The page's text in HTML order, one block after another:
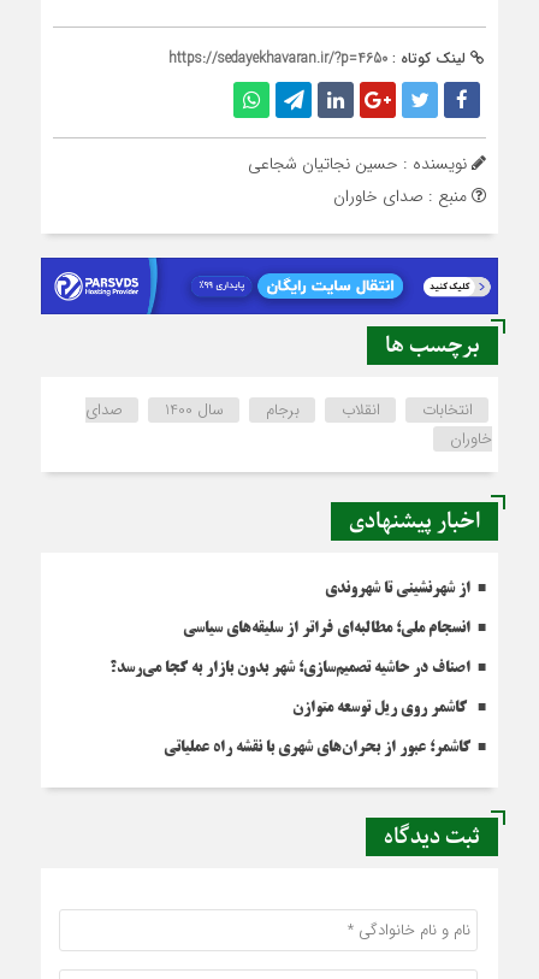
لینک کوتاه : https://sedayekhavaran.ir/?p=4650
نویسنده : حسین نجاتیان شجاعی
منبع : صدای خاوران
برچسب ها
انتخابات انقلاب برجام سال 1400
صدای
خاوران
اخبار پیشنهادی
از شهرنشینی تا شهروندی
انسجام ملی؛ مطالبه‌ای فراتر از سلیقه‌های سیاسی
اصناف در حاشیه تصمیم‌سازی؛ شهر بدون بازار به کجا می‌رسد؟
کاشمر روی ریل توسعه متوازن
کاشمر؛ عبور از بحران‌های شهری با نقشه راه عملیاتی
ثبت دیدگاه